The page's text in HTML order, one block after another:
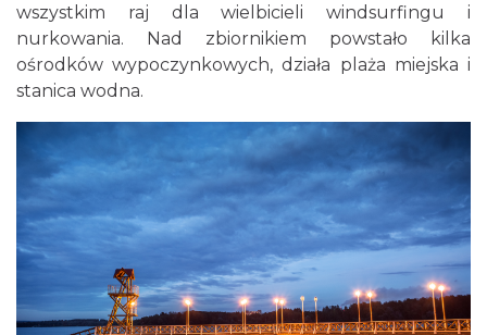
wszystkim raj dla wielbicieli windsurfingu i
nurkowania. Nad zbiornikiem powstało kilka
ośrodków wypoczynkowych, działa plaża miejska i
stanica wodna.